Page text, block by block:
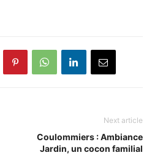
Next article
Coulommiers : Ambiance
Jardin, un cocon familial